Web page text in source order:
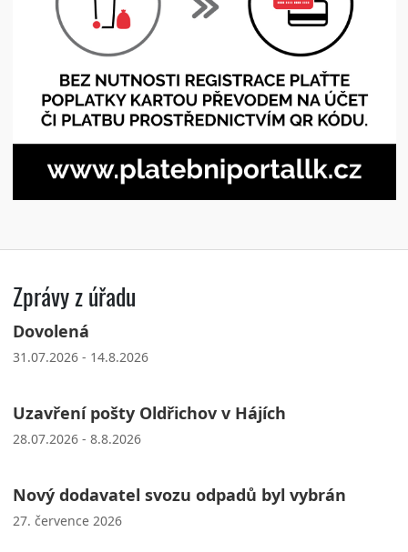
Zprávy z úřadu
Dovolená
31.07.2026 - 14.8.2026
Uzavření pošty Oldřichov v Hájích
28.07.2026 - 8.8.2026
Nový dodavatel svozu odpadů byl vybrán
27. července 2026